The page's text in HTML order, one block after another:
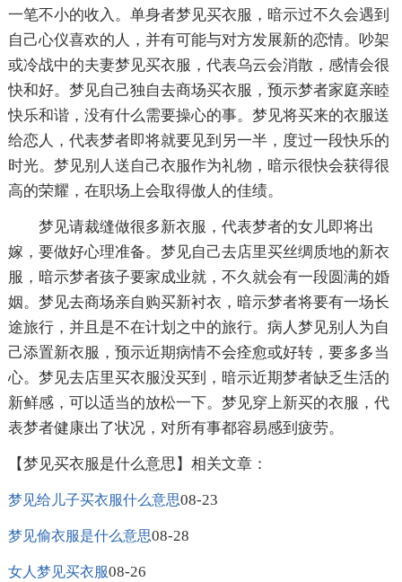
一笔不小的收入。单身者梦见买衣服，暗示过不久会遇到
自己心仪喜欢的人，并有可能与对方发展新的恋情。吵架
或冷战中的夫妻梦见买衣服，代表乌云会消散，感情会很
快和好。梦见自己独自去商场买衣服，预示梦者家庭亲睦
快乐和谐，没有什么需要操心的事。梦见将买来的衣服送
给恋人，代表梦者即将就要见到另一半，度过一段快乐的
时光。梦见别人送自己衣服作为礼物，暗示很快会获得很
高的荣耀，在职场上会取得傲人的佳绩。
梦见请裁缝做很多新衣服，代表梦者的女儿即将出
嫁，要做好心理准备。梦见自己去店里买丝绸质地的新衣
服，暗示梦者孩子要家成业就，不久就会有一段圆满的婚
姻。梦见去商场亲自购买新衬衣，暗示梦者将要有一场长
途旅行，并且是不在计划之中的旅行。病人梦见别人为自
己添置新衣服，预示近期病情不会痊愈或好转，要多多当
心。梦见去店里买衣服没买到，暗示近期梦者缺乏生活的
新鲜感，可以适当的放松一下。梦见穿上新买的衣服，代
表梦者健康出了状况，对所有事都容易感到疲劳。
【梦见买衣服是什么意思】相关文章：
梦见给儿子买衣服什么意思08-23
梦见偷衣服是什么意思08-28
女人梦见买衣服08-26